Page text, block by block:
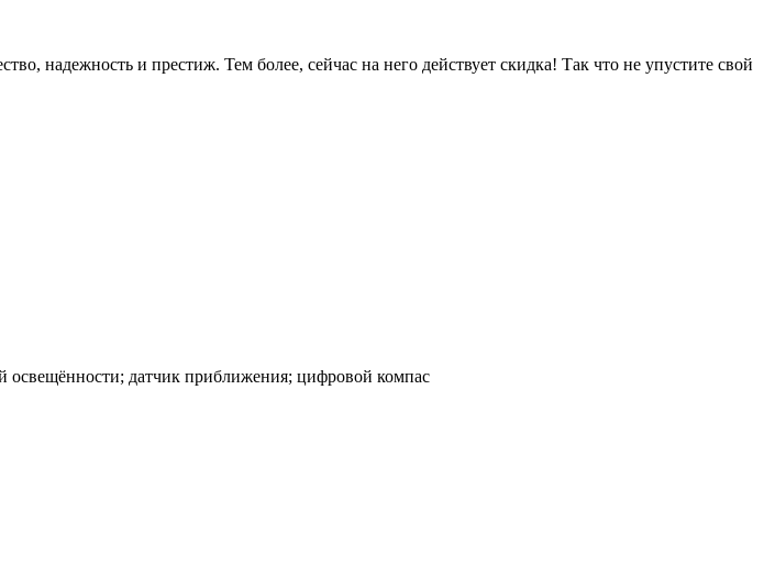
надежность и престиж. Тем более, сейчас на него действует скидка! Так что не упустите свой
освещённости; датчик приближения; цифровой компас